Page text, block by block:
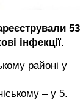
53
інфекції.
районі у
– у 5.